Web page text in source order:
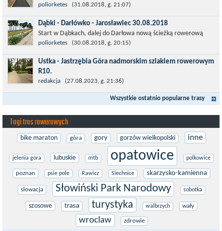
ścieżkę rowerową (od Dąbek do Iwięcina wzdłuż drogi 203).
Niestety jest to trasa nie...
poliorketes (31.08.2018, g. 21:07)
Dąbki - Darłówko - Jarosławiec 30.08.2018
Start w Dąbkach, dalej do Darłowa nową ścieżką rowerową
(niekiedy pieszo-rowerową), gdzie na pierwszym rondzie zjazd
w stronę Darłówka Zachodniego....
poliorketes (30.08.2018, g. 20:15)
Ustka - Jastrzębia Góra nadmorskim szlakiem rowerowym
R10.
Międzynarodowy Szlak Rowerowy R-10, jest częścią sieci
EuroVelo. Prowadzi wzdłuż brzegu dookoła Morza Bałtyckiego.
Trasa liczy w sumie ponad 8500...
redakcja (27.08.2023, g. 21:36)
Wszystkie ostatnio popularne trasy
Tagi tras rowerowych
bike maraton góra gory gorzów wielkopolski inne
jelenia gora lubuskie mtb opatowice polkowice
poznan psie pole Rawicz Siechnice skarzysko-kamienna
slowacja Słowiński Park Narodowy sobotka
szosowe trasa turystyka walbrzych wały
wroclaw zdrowie